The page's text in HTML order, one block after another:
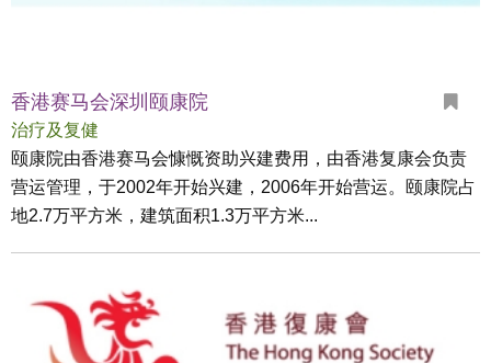
香港赛马会深圳颐康院
治疗及复健
颐康院由香港赛马会慷慨资助兴建费用，由香港复康会负责
营运管理，于2002年开始兴建，2006年开始营运。颐康院占
地2.7万平方米，建筑面积1.3万平方米...